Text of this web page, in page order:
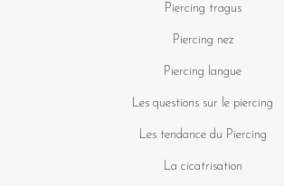
Piercing tragus
Piercing nez
Piercing langue
Les questions sur le piercing
Les tendance du Piercing
La cicatrisation